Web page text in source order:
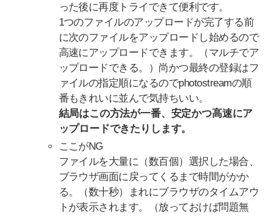
った後に再度トライできて便利です。
1つのファイルのアップロードが完了する前
に次のファイルをアップロードし始めるので
高速にアップロードできます。（マルチでア
ップロードできる。）尚かつ最終の登録はフ
ァイルの指定順になるのでphotostreamの順
番もきれいに並んで気持ちいい。
結局はこの方法が一番、安定かつ高速にア
ップロードできたりします。
ここがNG
ファイルを大量に（数百個）選択した場合、
ブラウザ画面に戻ってくるまで時間がかか
る。（数十秒）まれにブラウザのタイムアウ
トが表示されます。（放っておけば問題無